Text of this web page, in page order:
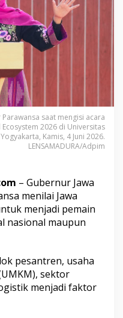
saat mengisi acara
2026 di Universitas
Kamis, 4 Juni 2026.
LENSAMADURA/Adpim
– Gubernur Jawa
menilai Jawa
menjadi pemain
nasional maupun
pesantren, usaha
sektor
menjadi faktor